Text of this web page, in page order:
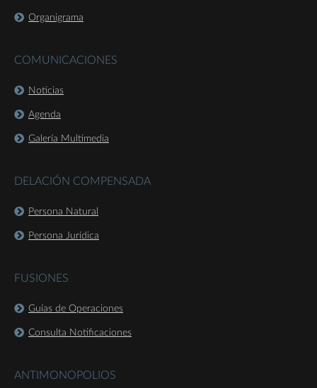
Organigrama
COMUNICACIONES
Noticias
Agenda
Galería Multimedia
DELACIÓN COMPENSADA
Persona Natural
Persona Jurídica
FUSIONES
Guías de Operaciones
Consulta Notificaciones
ANTIMONOPOLIOS